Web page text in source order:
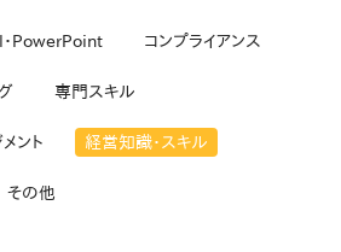
PowerPoint コンプライアンス
専門スキル
ント 経営知識・スキル
その他